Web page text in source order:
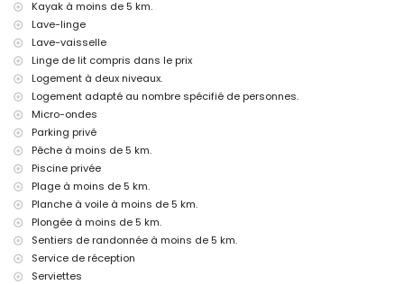
Équipements et services en supplément
lit supplémentaire et lits/couffins pour enfants (sur demande)
Sites touristiques et culture à Jávea, Costa Blanca
musée, église, ruine, monument, bâtiment architectural et lieu
historique (à moins de 10 kilomètres de l'hébergement)
Sports
tennis, randonnée, VTT, cyclisme, escalade, canoë, kayak, pêche,
plongée, snorkeling, surf, planche à voile et ski nautique (à moins de 5
kilomètres de la villa)
golf (Club de Golf de Jávea, Jávea) et équitation (à moins de 10
kilomètres de la villa)
Kayak à moins de 5 km.
Lave-linge
Lave-vaisselle
Linge de lit compris dans le prix
Logement à deux niveaux.
Logement adapté au nombre spécifié de personnes.
Micro-ondes
Parking privé
Pêche à moins de 5 km.
Piscine privée
Plage à moins de 5 km.
Planche à voile à moins de 5 km.
Plongée à moins de 5 km.
Sentiers de randonnée à moins de 5 km.
Service de réception
Serviettes